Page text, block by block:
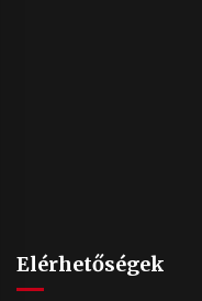
Elérhetőségek